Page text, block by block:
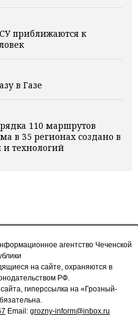
приближаются к
в Газе
110 маршрутов
в 35 регионах создано в
и технологий
агентство Чеченской
на сайте, охраняются в
РФ.
гиперссылка на «Грозный-
Email: grozny-inform@inbox.ru